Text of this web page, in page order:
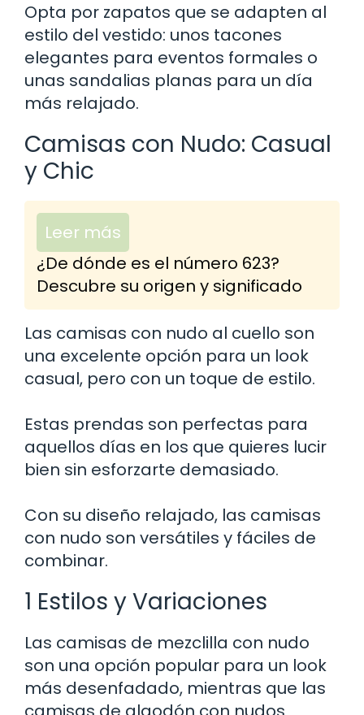
Opta por zapatos que se adapten al
estilo del vestido: unos tacones
elegantes para eventos formales o
unas sandalias planas para un día
más relajado.
Camisas con Nudo: Casual
y Chic
Leer más
¿De dónde es el número 623?
Descubre su origen y significado
Las camisas con nudo al cuello son
una excelente opción para un look
casual, pero con un toque de estilo.
Estas prendas son perfectas para
aquellos días en los que quieres lucir
bien sin esforzarte demasiado.
Con su diseño relajado, las camisas
con nudo son versátiles y fáciles de
combinar.
1 Estilos y Variaciones
Las camisas de mezclilla con nudo
son una opción popular para un look
más desenfadado, mientras que las